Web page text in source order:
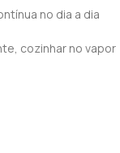
no dia a dia
cozinhar no vapor